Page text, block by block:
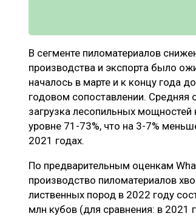
В сегменте пиломатериалов
производства и экспорта было
началось в марте и к концу года
годовом сопоставлении. Средняя
загрузка лесопильных мощностей
уровне 71-73%, что на 3-7%
2021 годах.
По предварительным оценкам
производство пиломатериалов
лиственных пород в 2022 году
млн кубов (для сравнения: в 2021